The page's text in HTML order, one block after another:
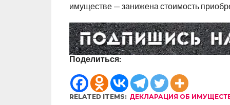
имуществе — занижена стоимость
Поделиться:
RELATED ITEMS: ДЕКЛАРАЦИЯ ОБ